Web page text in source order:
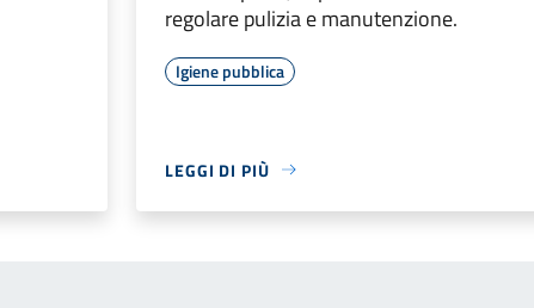
regolare pulizia e manutenzione.
Igiene pubblica
LEGGI DI PIÙ